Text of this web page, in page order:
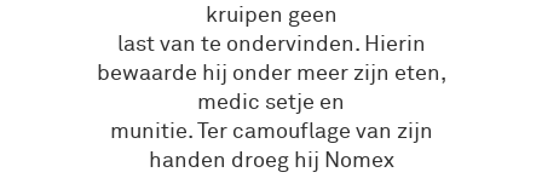
kruipen geen
last van te ondervinden. Hierin
bewaarde hij onder meer zijn eten,
medic setje en
munitie. Ter camouflage van zijn
handen droeg hij Nomex